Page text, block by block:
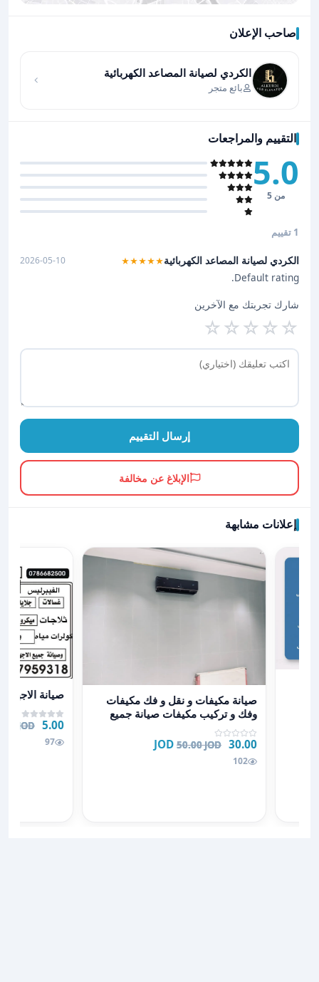
صاحب الإعلان
الكردي لصيانة المصاعد الكهربائية
بائع متجر
التقييم والمراجعات
5.0
من 5
1 تقييم
الكردي لصيانة المصاعد الكهربائية★★★★★
2026-05-10
Default rating.
شارك تجربتك مع الآخرين
☆
☆
☆
☆
☆
إرسال التقييم
الإبلاغ عن مخالفة
إعلانات مشابهة
العادي والإنفيرتر
عرض تفاصيل صيانة مكيفات و نقل و فك مكيفات وفك و
صيانة مكيفات و نقل و فك مكيفات
وفك و تركيب مكيفات صيانة جميع
انواع مكيفات...
30.00 JOD
50.00 JOD
102
عرض تفاصيل
صيانة الاجهزة
5.00 JOD
JOD
97